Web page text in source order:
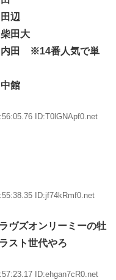
辺
田大
田 ※14番人気で単
館
ID:T0lGNApf0.net
ID:jf74kRmf0.net
ヴズオンリーミーの牡
スト世代やろ
ID:ehgan7cR0.net